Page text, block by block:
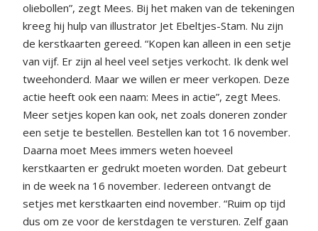
oliebollen”, zegt Mees. Bij het maken van de tekeningen
kreeg hij hulp van illustrator Jet Ebeltjes-Stam. Nu zijn
de kerstkaarten gereed. “Kopen kan alleen in een setje
van vijf. Er zijn al heel veel setjes verkocht. Ik denk wel
tweehonderd. Maar we willen er meer verkopen. Deze
actie heeft ook een naam: Mees in actie”, zegt Mees.
Meer setjes kopen kan ook, net zoals doneren zonder
een setje te bestellen. Bestellen kan tot 16 november.
Daarna moet Mees immers weten hoeveel
kerstkaarten er gedrukt moeten worden. Dat gebeurt
in de week na 16 november. Iedereen ontvangt de
setjes met kerstkaarten eind november. “Ruim op tijd
dus om ze voor de kerstdagen te versturen. Zelf gaan